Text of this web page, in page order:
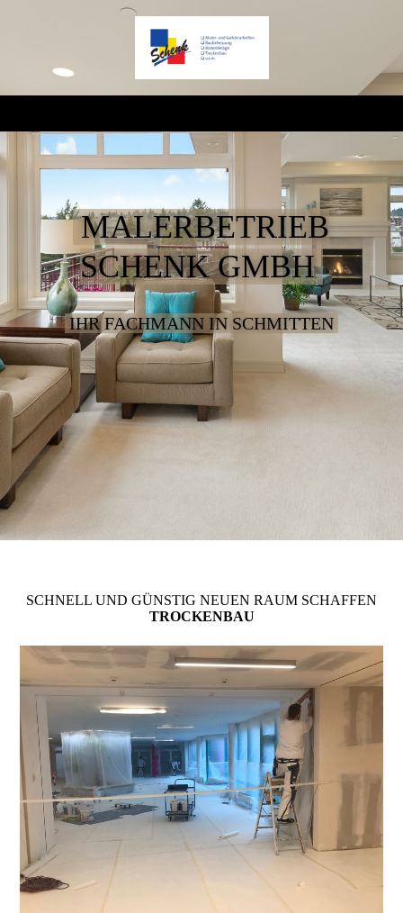
MALERBETRIEB
SCHENK GMBH
IHR FACHMANN IN SCHMITTEN
SCHNELL UND GÜNSTIG NEUEN RAUM SCHAFFEN
TROCKEN­BAU